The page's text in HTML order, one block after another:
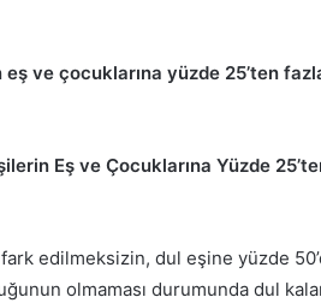
ve çocuklarına yüzde 25’ten
Eş ve Çocuklarına Yüzde
edilmeksizin, dul eşine yüzde
olmaması durumunda dul